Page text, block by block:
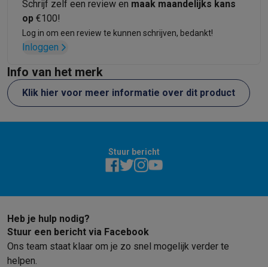
Schrijf zelf een review en maak maandelijks kans
op €100!
Log in om een review te kunnen schrijven, bedankt!
Inloggen
Info van het merk
Klik hier voor meer informatie over dit product
Stuur bericht
Heb je hulp nodig?
Stuur een bericht via Facebook
Ons team staat klaar om je zo snel mogelijk verder te
helpen.